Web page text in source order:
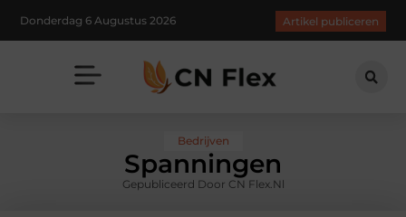
Donderdag 6 Augustus 2026 Artikel publiceren
Bedrijven
Spanningen
Gepubliceerd Door CN Flex.nl